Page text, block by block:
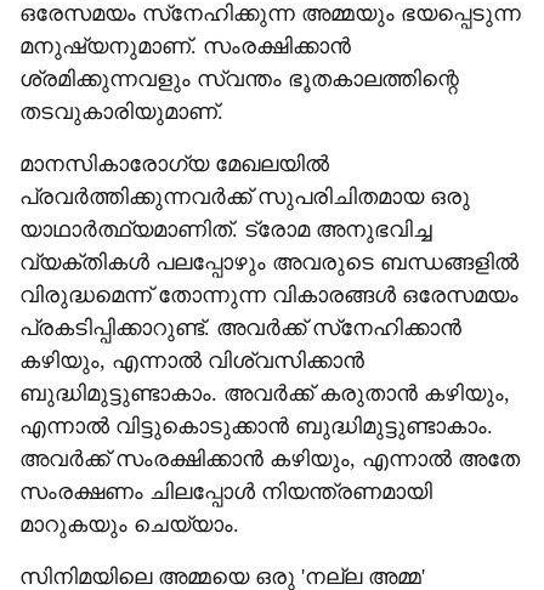
ഒരേസമയം സ്‌നേഹിക്കുന്ന അമ്മയും ഭയപ്പെടുന്ന
മനുഷ്യനുമാണ്. സംരക്ഷിക്കാന്‍
ശ്രമിക്കുന്നവളും സ്വന്തം ഭൂതകാലത്തിന്റെ
തടവുകാരിയുമാണ്.
മാനസികാരോഗ്യ മേഖലയില്‍
പ്രവര്‍ത്തിക്കുന്നവര്‍ക്ക് സുപരിചിതമായ ഒരു
യാഥാര്‍ത്ഥ്യമാണിത്. ട്രോമ അനുഭവിച്ച
വ്യക്തികള്‍ പലപ്പോഴും അവരുടെ ബന്ധങ്ങളില്‍
വിരുദ്ധമെന്ന് തോന്നുന്ന വികാരങ്ങള്‍ ഒരേസമയം
പ്രകടിപ്പിക്കാറുണ്ട്. അവര്‍ക്ക് സ്‌നേഹിക്കാന്‍
കഴിയും, എന്നാല്‍ വിശ്വസിക്കാന്‍
ബുദ്ധിമുട്ടുണ്ടാകാം. അവര്‍ക്ക് കരുതാന്‍ കഴിയും,
എന്നാല്‍ വിട്ടുകൊടുക്കാന്‍ ബുദ്ധിമുട്ടുണ്ടാകാം.
അവര്‍ക്ക് സംരക്ഷിക്കാന്‍ കഴിയും, എന്നാല്‍ അതേ
സംരക്ഷണം ചിലപ്പോള്‍ നിയന്ത്രണമായി
മാറുകയും ചെയ്യാം.
സിനിമയിലെ അമ്മയെ ഒരു 'നല്ല അമ്മ'